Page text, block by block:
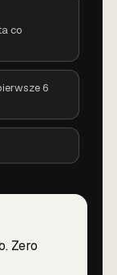
co
6
Zero